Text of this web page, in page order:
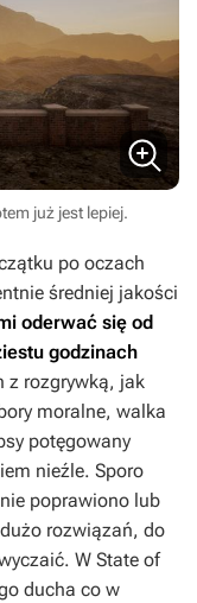
już jest lepiej.
po oczach
średniej jakości
oderwać się od
godzinach
z rozgrywką, jak
moralne, walka
potęgowany
nieźle. Sporo
poprawiono lub
rozwiązań, do
W State of
ducha co w